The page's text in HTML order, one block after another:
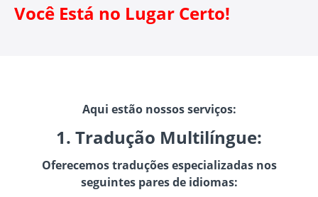
Você Está no Lugar Certo!
Aqui estão nossos serviços:
1. Tradução Multilíngue:
Oferecemos traduções especializadas nos
seguintes pares de idiomas: